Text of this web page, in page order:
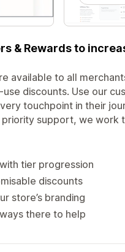
& Rewards to
available to all
discounts. Use our
touchpoint in their
support, we work
tier progression
discounts
store’s branding
there to help